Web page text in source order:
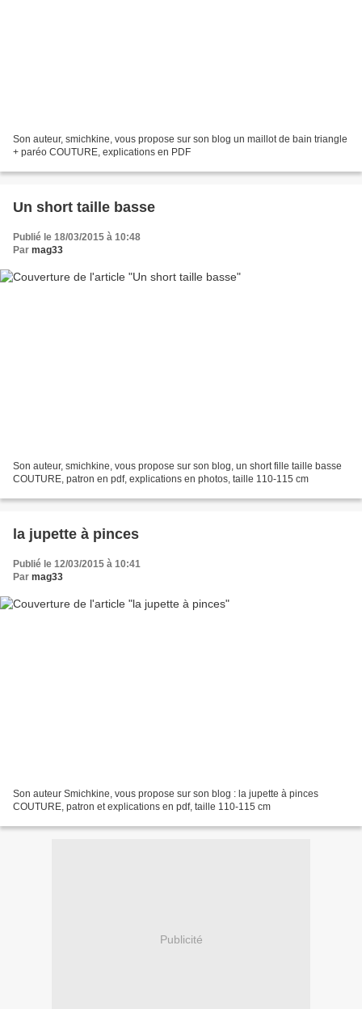
Son auteur, smichkine, vous propose sur son blog un maillot de bain triangle
+ paréo COUTURE, explications en PDF
Un short taille basse
Publié le 18/03/2015 à 10:48
Par mag33
Son auteur, smichkine, vous propose sur son blog, un short fille taille basse
COUTURE, patron en pdf, explications en photos, taille 110-115 cm
la jupette à pinces
Publié le 12/03/2015 à 10:41
Par mag33
Son auteur Smichkine, vous propose sur son blog : la jupette à pinces
COUTURE, patron et explications en pdf, taille 110-115 cm
Publicité